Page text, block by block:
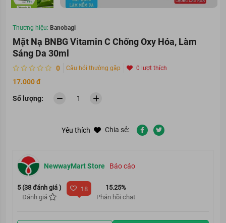
Thương hiệu: Banobagi
Mặt Nạ BNBG Vitamin C Chống Oxy Hóa, Làm
Sáng Da 30ml
0 Câu hỏi thường gặp 0 lượt thích
17.000 đ
Số lượng:
NewwayMart Store Báo cáo
5 (38 đánh giá )
Đánh giá
18
15.25%
Phản hồi chat
Yêu thích Chia sẻ: